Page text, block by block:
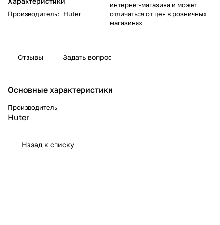
Производитель: Huter
интернет-магазина и может
отличаться от цен в розничных
магазинах
Отзывы Задать вопрос
Основные характеристики
Производитель
Huter
Назад к списку